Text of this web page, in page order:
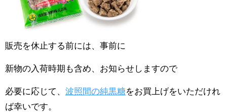
販売を休止する前には、事前に
新物の入荷時期も含め、お知らせしますので
必要に応じて、 波照間の純黒糖をお買上げをいただけれ
ば幸いです。